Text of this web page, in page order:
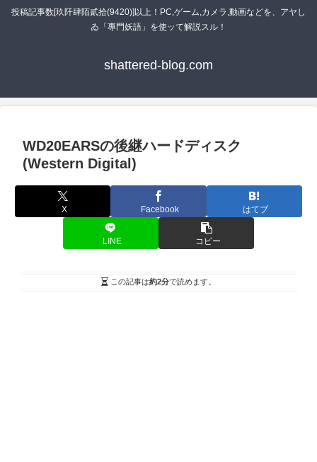
投稿記事数[玖阡肆陌貳拾(9420)]以上！PC,ゲーム,カメラ,動画などを、アヤし
ゐ「專門妖語」を使ッて解説スル！
shattered-blog.com
WD20EARSの後継ハードディスク
(Western Digital)
X Facebook はてブ
LINE コピー
この記事は約2分で読めます。